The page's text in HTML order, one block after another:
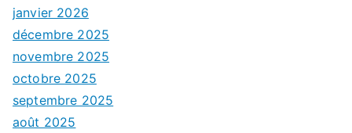
janvier 2026
décembre 2025
novembre 2025
octobre 2025
septembre 2025
août 2025